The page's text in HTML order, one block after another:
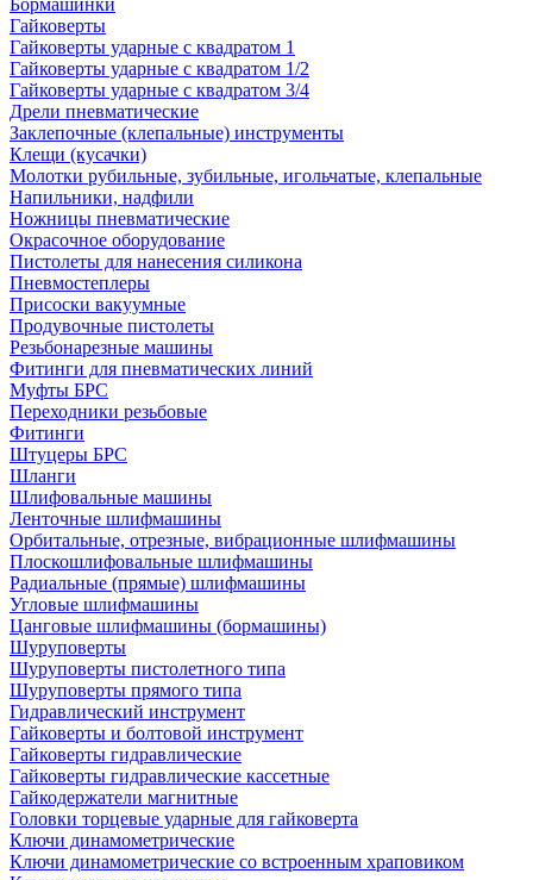
Бормашинки
Гайковерты
Гайковерты ударные с квадратом 1
Гайковерты ударные с квадратом 1/2
Гайковерты ударные с квадратом 3/4
Дрели пневматические
Заклепочные (клепальные) инструменты
Клещи (кусачки)
Молотки рубильные, зубильные, игольчатые, клепальные
Напильники, надфили
Ножницы пневматические
Окрасочное оборудование
Пистолеты для нанесения силикона
Пневмостеплеры
Присоски вакуумные
Продувочные пистолеты
Резьбонарезные машины
Фитинги для пневматических линий
Муфты БРС
Переходники резьбовые
Фитинги
Штуцеры БРС
Шланги
Шлифовальные машины
Ленточные шлифмашины
Орбитальные, отрезные, вибрационные шлифмашины
Плоскошлифовальные шлифмашины
Радиальные (прямые) шлифмашины
Угловые шлифмашины
Цанговые шлифмашины (бормашины)
Шуруповерты
Шуруповерты пистолетного типа
Шуруповерты прямого типа
Гидравлический инструмент
Гайковерты и болтовой инструмент
Гайковерты гидравлические
Гайковерты гидравлические кассетные
Гайкодержатели магнитные
Головки торцевые ударные для гайковерта
Ключи динамометрические
Ключи динамометрические со встроенным храповиком